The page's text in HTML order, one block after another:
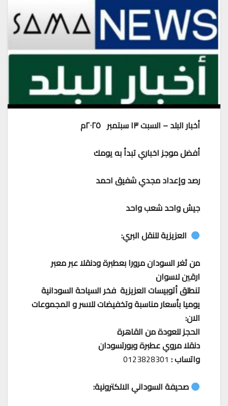
أخبار البلد – السبت ١٣ سبتمبر ٢٠٢٥م
أفضل موجز اخباري تبدأ به يومك
رصد وإعداد مجدي شفيق احمد
جيش واحد شعب واحد
العزيزية للنقل البري:
من ثغر السودان مرورا بعطبرة ودنقلا عبر معبر
ارقين لاسوان
تنطلق أتوبيسات العزيزية فخر السياحة السودانية
يوميا بأسعار مناسبة وتخفيضات للاسر و المجموعات
الان:
الحجز للعودة من القاهرة
دنقلا مروي عطبرة وبورتسودان
واتساب : 0123828301
صحيفة السوداني الالكترونية: